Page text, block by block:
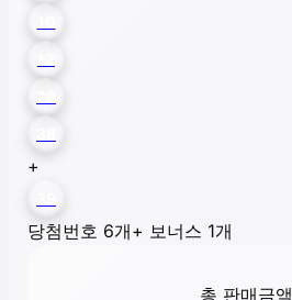
+
당첨번호 6개+ 보너스 1개
총 판매금액